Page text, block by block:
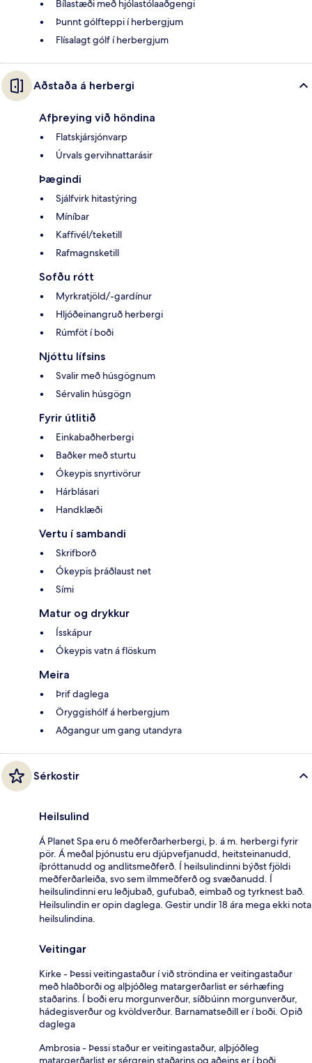
Bílastæði með hjólastólaaðgengi
Þunnt gólfteppi í herbergjum
Flísalagt gólf í herbergjum
Aðstaða á herbergi
Afþreying við höndina
Flatskjársjónvarp
Úrvals gervihnattarásir
Þægindi
Sjálfvirk hitastýring
Míníbar
Kaffivél/teketill
Rafmagnsketill
Sofðu rótt
Myrkratjöld/-gardínur
Hljóðeinangruð herbergi
Rúmföt í boði
Njóttu lífsins
Svalir með húsgögnum
Sérvalin húsgögn
Fyrir útlitið
Einkabaðherbergi
Baðker með sturtu
Ókeypis snyrtivörur
Hárblásari
Handklæði
Vertu í sambandi
Skrifborð
Ókeypis þráðlaust net
Sími
Matur og drykkur
Ísskápur
Ókeypis vatn á flöskum
Meira
Þrif daglega
Öryggishólf á herbergjum
Aðgangur um gang utandyra
Sérkostir
Heilsulind
Á Planet Spa eru 6 meðferðarherbergi, þ. á m. herbergi fyrir
pör. Á meðal þjónustu eru djúpvefjanudd, heitsteinanudd,
íþróttanudd og andlitsmeðferð. Í heilsulindinni býðst fjöldi
meðferðarleiða, svo sem ilmmeðferð og svæðanudd. Í
heilsulindinni eru leðjubað, gufubað, eimbað og tyrknest bað.
Heilsulindin er opin daglega. Gestir undir 18 ára mega ekki nota
heilsulindina.
Veitingar
Kirke - Þessi veitingastaður í við ströndina er veitingastaður
með hlaðborði og alþjóðleg matargerðarlist er sérhæfing
staðarins. Í boði eru morgunverður, síðbúinn morgunverður,
hádegisverður og kvöldverður. Barnamatseðill er í boði. Opið
daglega
Ambrosia - Þessi staður er veitingastaður, alþjóðleg
matargerðarlist er sérgrein staðarins og aðeins er í boði